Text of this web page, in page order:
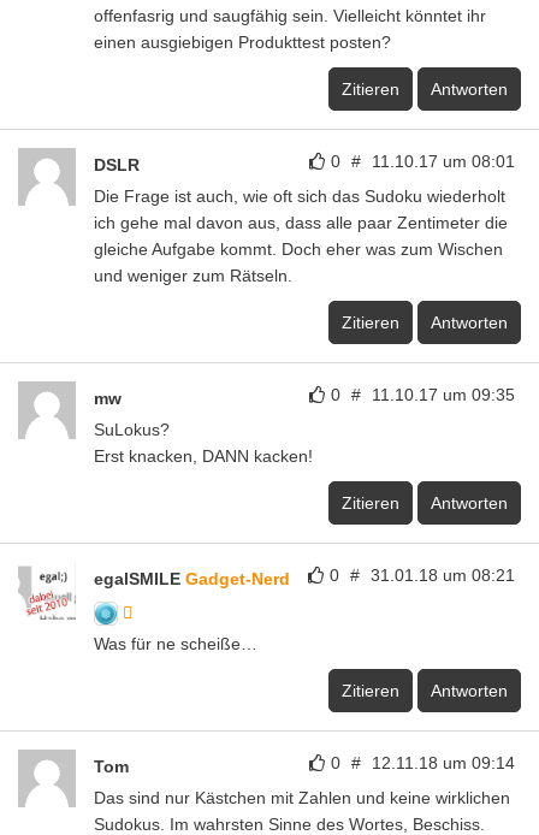
offenfasrig und saugfähig sein. Vielleicht könntet ihr
einen ausgiebigen Produkttest posten?
Zitieren Antworten
0 # 11.10.17 um 08:01
DSLR
Die Frage ist auch, wie oft sich das Sudoku wiederholt
ich gehe mal davon aus, dass alle paar Zentimeter die
gleiche Aufgabe kommt. Doch eher was zum Wischen
und weniger zum Rätseln.
Zitieren Antworten
0 # 11.10.17 um 09:35
mw
SuLokus?
Erst knacken, DANN kacken!
Zitieren Antworten
0 # 31.01.18 um 08:21
egalSMILE Gadget-Nerd
Was für ne scheiße…
Zitieren Antworten
0 # 12.11.18 um 09:14
Tom
Das sind nur Kästchen mit Zahlen und keine wirklichen
Sudokus. Im wahrsten Sinne des Wortes, Beschiss.